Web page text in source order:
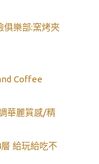
俱樂部:窯烤夾
Coffee
華麗質感/精
給玩給吃不